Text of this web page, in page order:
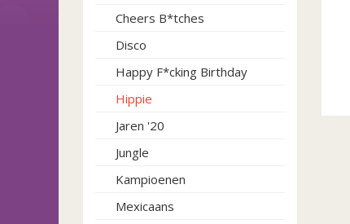
Cheers B*tches
Disco
Happy F*cking Birthday
Hippie
Jaren '20
Jungle
Kampioenen
Mexicaans